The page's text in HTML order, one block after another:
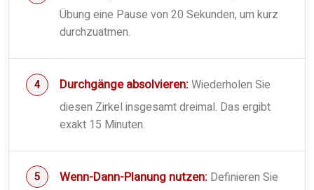
Übung eine Pause von 20 Sekunden, um kurz
durchzuatmen.
Durchgänge absolvieren:Wiederholen Sie
diesen Zirkel insgesamt dreimal. Das ergibt
exakt 15 Minuten.
Wenn-Dann-Planung nutzen: Definieren Sie